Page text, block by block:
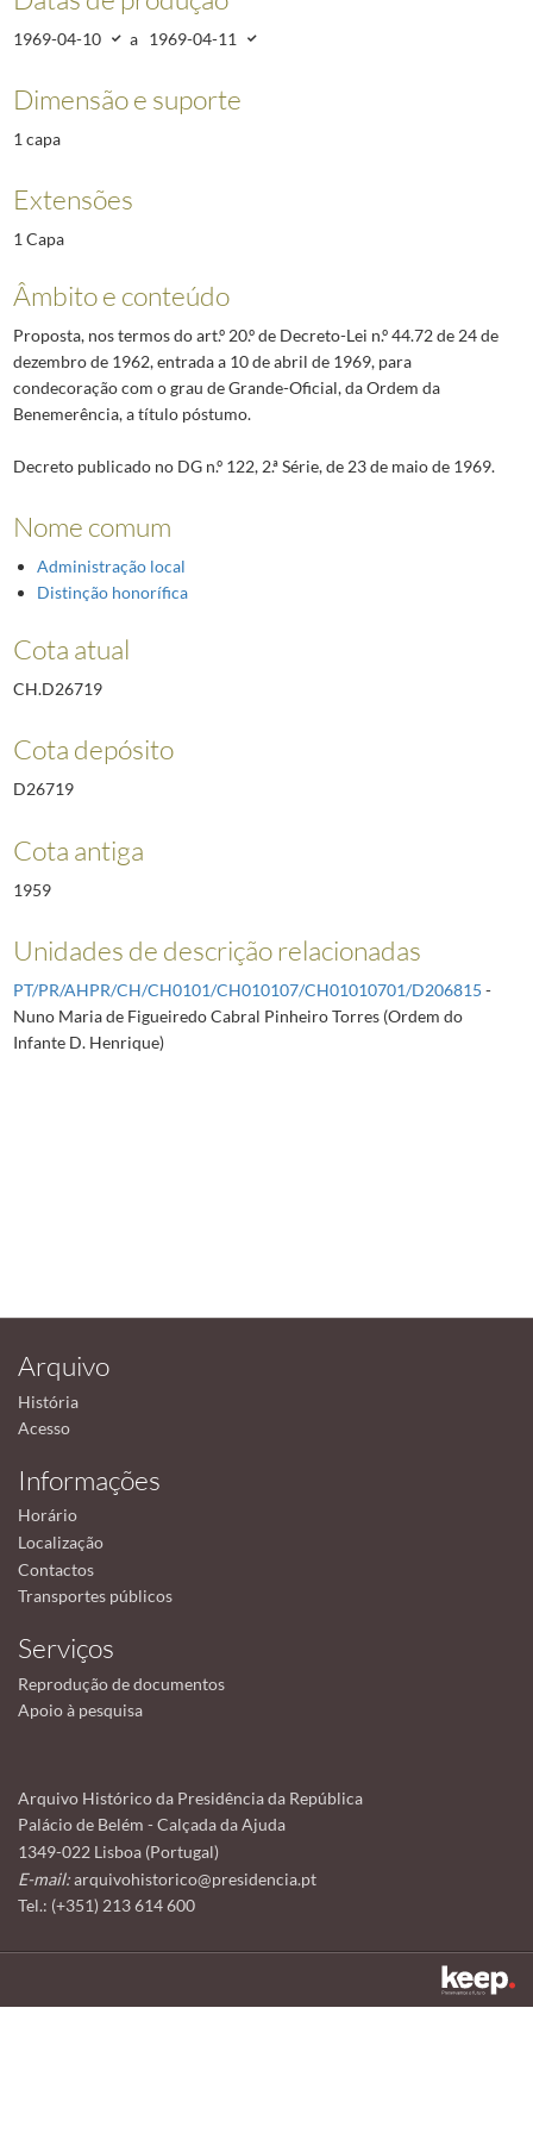
1969-04-10 a 1969-04-11
Dimensão e suporte
1 capa
Extensões
1 Capa
Âmbito e conteúdo
Proposta, nos termos do art.º 20.º de Decreto-Lei n.º 44.72 de 24 de
dezembro de 1962, entrada a 10 de abril de 1969, para
condecoração com o grau de Grande-Oficial, da Ordem da
Benemerência, a título póstumo.
Decreto publicado no DG n.º 122, 2.ª Série, de 23 de maio de 1969.
Nome comum
Administração local
Distinção honorífica
Cota atual
CH.D26719
Cota depósito
D26719
Cota antiga
1959
Unidades de descrição relacionadas
PT/PR/AHPR/CH/CH0101/CH010107/CH01010701/D206815 -
Nuno Maria de Figueiredo Cabral Pinheiro Torres (Ordem do
Infante D. Henrique)
Arquivo
História
Acesso
Informações
Horário
Localização
Contactos
Transportes públicos
Serviços
Reprodução de documentos
Apoio à pesquisa
Arquivo Histórico da Presidência da República
Palácio de Belém - Calçada da Ajuda
1349-022 Lisboa (Portugal)
E-mail:arquivohistorico@presidencia.pt
Tel.: (+351) 213 614 600